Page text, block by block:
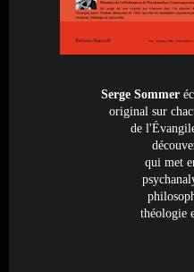
Serge Sommer
original sur
de
qui met
théologie